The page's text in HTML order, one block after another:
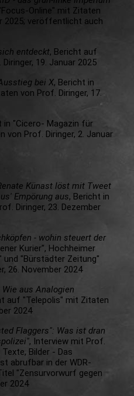
Online" mit Zitaten
2025; veröffentlicht auch
entdeckt, Bericht auf
19. Januar 2025
bei X, Bericht in
von Prof. Diringer, 17.
in "Cicero- Magazin für
von Prof. Diringer, 2. Januar
Künast löst mit Tweet
Empörung aus, Bericht in
Diringer, 23. Dezember
- wohin steuert der
Kurier", Hochheimer
und "Bürstädter Zeitung"
26. November 2024
aus Analogien
auf "Telepolis" mit Zitaten
2024
Flaggers": Was ist dran
, Interview mit Prof.
Bilder - Das
abrufbar in der WDR-
"Zensurvorwurf gegen
2024